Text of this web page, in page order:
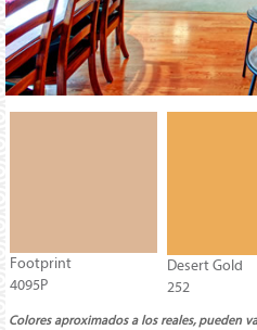
Footprint
4095P
Desert Gold
252
Colores aproximados a los reales, pueden